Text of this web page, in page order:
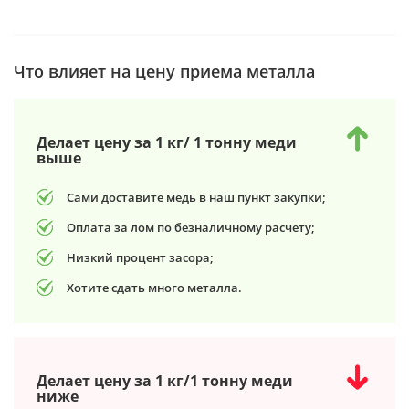
Что влияет на цену приема металла
Делает цену за 1 кг/ 1 тонну меди
выше
Сами доставите медь в наш пункт закупки;
Оплата за лом по безналичному расчету;
Низкий процент засора;
Хотите сдать много металла.
Делает цену за 1 кг/1 тонну меди
ниже